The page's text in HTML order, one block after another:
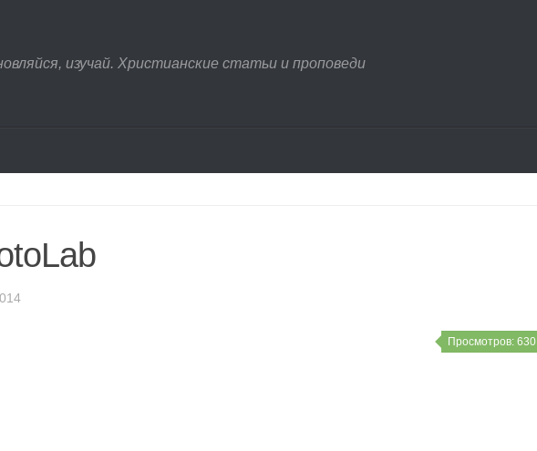
изучай. Христианские статьи и проповеди
Просмотров: 630